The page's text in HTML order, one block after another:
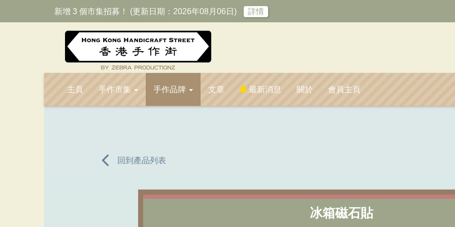
新增 3 個市集招募！ (更新日期：2026年08月06日) 詳情
主頁 手作市集 手作品牌 文章 最新消息 關於 會員主頁
回到產品列表
冰箱磁石貼